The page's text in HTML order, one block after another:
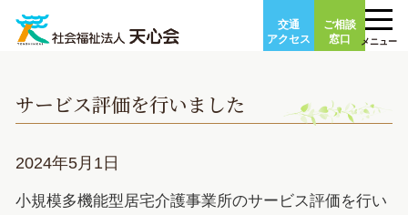
content
交通
アクセス
ご相談
窓口
メニュー
サービス評価を行いました
2024年5月1日
小規模多機能型居宅介護事業所のサービス評価を行い